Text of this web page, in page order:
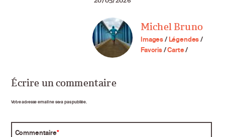
Michel Bruno
Images/Légendes/
Favoris/Carte/
Écrire un commentaire
Votre adresse email ne sera pas publiée.
Commentaire*